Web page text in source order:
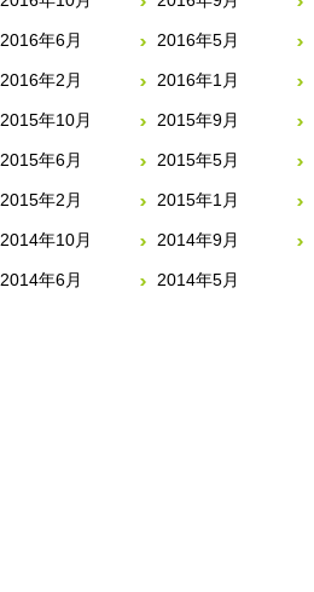
2016年6月 2016年5月
2016年2月 2016年1月
2015年10月 2015年9月
2015年6月 2015年5月
2015年2月 2015年1月
2014年10月 2014年9月
2014年6月 2014年5月